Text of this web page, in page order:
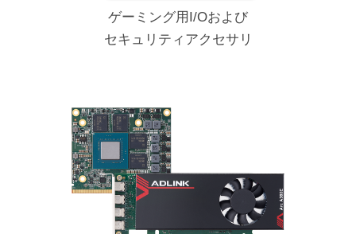
ゲーミング用I/Oおよび
セキュリティアクセサリ